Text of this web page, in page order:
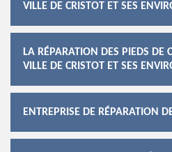
VILLE DE CRISTOT ET SES
LA RÉPARATION DES PIEDS DE
VILLE DE CRISTOT ET SES
ENTREPRISE DE RÉPARATION